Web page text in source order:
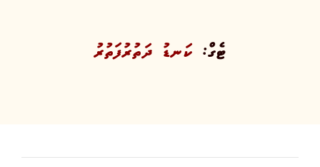
ޓެގް: ކަނޑު ދަތުރުފަތުރު